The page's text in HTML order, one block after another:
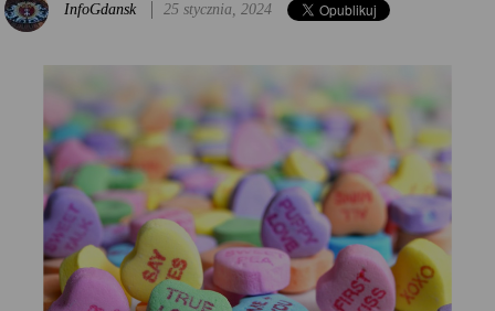
InfoGdansk 25 stycznia, 2024